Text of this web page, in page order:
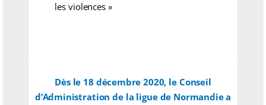
les violences »
Dès le 18 décembre 2020, le Conseil
d’Administration de la ligue de Normandie a